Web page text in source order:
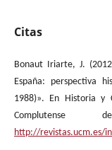
Citas
Bonaut Iriarte, J.
España: perspectiva
1988)». En Historia y
http://revistas.ucm.es/